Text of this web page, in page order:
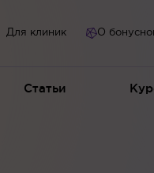
Статьи
Для клиник О